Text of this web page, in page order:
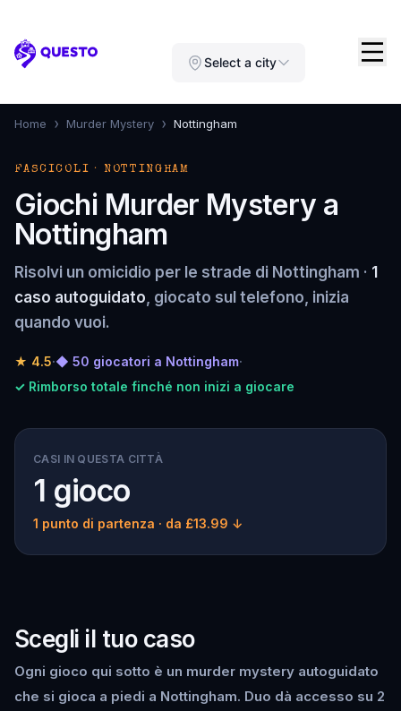
Questo Select a city
Home › Murder Mystery › Nottingham
FASCICOLI · NOTTINGHAM
Giochi Murder Mystery a
Nottingham
Risolvi un omicidio per le strade di Nottingham · 1
caso autoguidato, giocato sul telefono, inizia
quando vuoi.
★ 4.5·◆ 50 giocatori a Nottingham·
✓ Rimborso totale finché non inizi a giocare
CASI IN QUESTA CITTÀ
1 gioco
1 punto di partenza · da £13.99 ↓
Scegli il tuo caso
Ogni gioco qui sotto è un murder mystery autoguidato
che si gioca a piedi a Nottingham. Duo dà accesso su 2